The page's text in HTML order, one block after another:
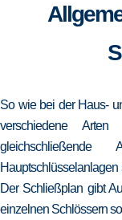
So wie bei der Haus-
verschiedene
Der Schließplan gibt
einzelnen Schlössern